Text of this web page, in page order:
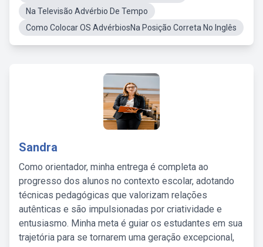
Na Televisão Advérbio De Tempo
Como Colocar OS AdvérbiosNa Posição Correta No Inglês
Sandra
Como orientador, minha entrega é completa ao
progresso dos alunos no contexto escolar, adotando
técnicas pedagógicas que valorizam relações
autênticas e são impulsionadas por criatividade e
entusiasmo. Minha meta é guiar os estudantes em sua
trajetória para se tornarem uma geração excepcional,